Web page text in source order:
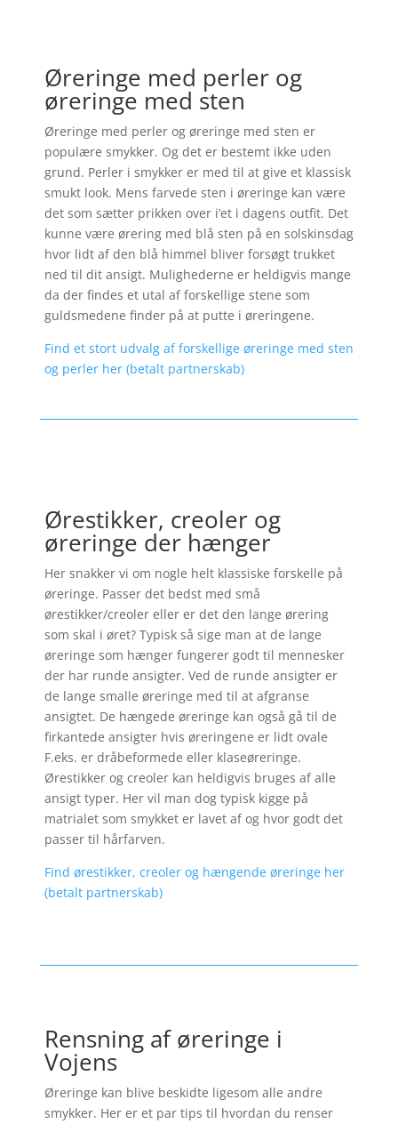
Øreringe med perler og
øreringe med sten
Øreringe med perler og øreringe med sten er
populære smykker. Og det er bestemt ikke uden
grund. Perler i smykker er med til at give et klassisk
smukt look. Mens farvede sten i øreringe kan være
det som sætter prikken over i’et i dagens outfit. Det
kunne være ørering med blå sten på en solskinsdag
hvor lidt af den blå himmel bliver forsøgt trukket
ned til dit ansigt. Mulighederne er heldigvis mange
da der findes et utal af forskellige stene som
guldsmedene finder på at putte i øreringene.
Find et stort udvalg af forskellige øreringe med sten
og perler her (betalt partnerskab)
Ørestikker, creoler og
øreringe der hænger
Her snakker vi om nogle helt klassiske forskelle på
øreringe. Passer det bedst med små
ørestikker/creoler eller er det den lange ørering
som skal i øret? Typisk så sige man at de lange
øreringe som hænger fungerer godt til mennesker
der har runde ansigter. Ved de runde ansigter er
de lange smalle øreringe med til at afgranse
ansigtet. De hængede øreringe kan også gå til de
firkantede ansigter hvis øreringene er lidt ovale
F.eks. er dråbeformede eller klaseøreringe.
Ørestikker og creoler kan heldigvis bruges af alle
ansigt typer. Her vil man dog typisk kigge på
matrialet som smykket er lavet af og hvor godt det
passer til hårfarven.
Find ørestikker, creoler og hængende øreringe her
(betalt partnerskab)
Rensning af øreringe i
Vojens
Øreringe kan blive beskidte ligesom alle andre
smykker. Her er et par tips til hvordan du renser